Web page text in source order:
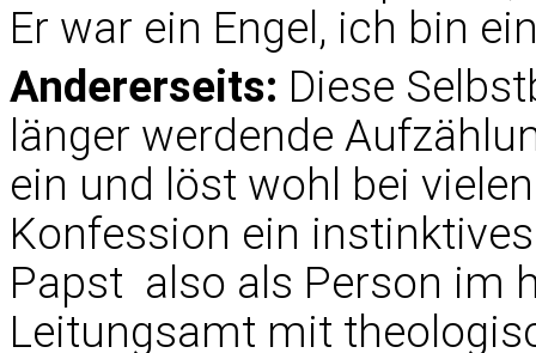
Er war ein Engel, ich bin
Andererseits: Diese
länger werdende
ein und löst wohl bei
Konfession ein
Papst  also als Person
Leitungsamt mit